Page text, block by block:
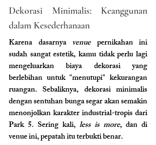
Dekorasi Minimalis: Keanggunan
dalam Kesederhanaan
Karena dasarnya venue pernikahan ini
sudah sangat estetik, kamu tidak perlu lagi
mengeluarkan biaya dekorasi yang
berlebihan untuk "menutupi" kekurangan
ruangan. Sebaliknya, dekorasi minimalis
dengan sentuhan bunga segar akan semakin
menonjolkan karakter industrial-tropis dari
Park 5. Sering kali, less is more, dan di
venue ini, pepatah itu terbukti benar.